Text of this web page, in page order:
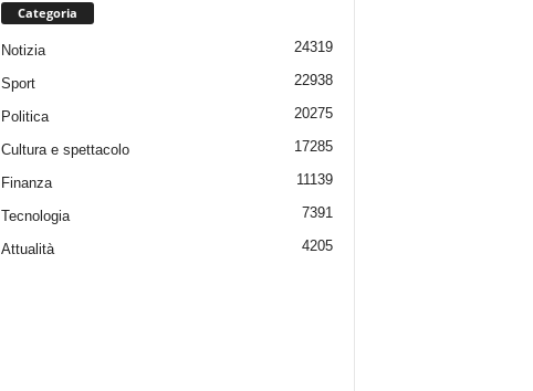
Categoria
Notizia 24319
Sport 22938
Politica 20275
Cultura e spettacolo 17285
Finanza 11139
Tecnologia 7391
Attualità 4205